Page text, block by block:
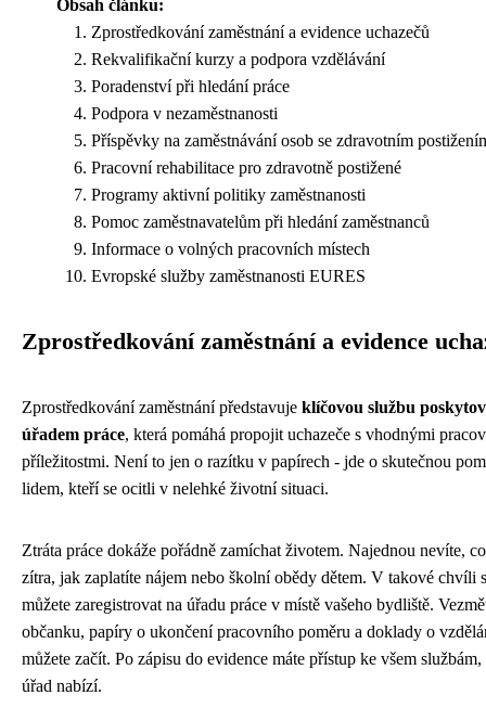
Obsah článku:
Zprostředkování zaměstnání a evidence uchazečů
Rekvalifikační kurzy a podpora vzdělávání
Poradenství při hledání práce
Podpora v nezaměstnanosti
Příspěvky na zaměstnávání osob se zdravotním
Pracovní rehabilitace pro zdravotně postižené
Programy aktivní politiky zaměstnanosti
Pomoc zaměstnavatelům při hledání zaměstnanců
Informace o volných pracovních místech
Evropské služby zaměstnanosti EURES
Zprostředkování zaměstnání a evidence
Zprostředkování zaměstnání představuje klíčovou službu
úřadem práce, která pomáhá propojit uchazeče s vhodnými
příležitostmi. Není to jen o razítku v papírech - jde o skutečnou
lidem, kteří se ocitli v nelehké životní situaci.
Ztráta práce dokáže pořádně zamíchat životem. Najednou nevíte,
zítra, jak zaplatíte nájem nebo školní obědy dětem. V takové chvíli
můžete zaregistrovat na úřadu práce v místě vašeho bydliště.
občanku, papíry o ukončení pracovního poměru a doklady o
můžete začít. Po zápisu do evidence máte přístup ke všem službám,
úřad nabízí.